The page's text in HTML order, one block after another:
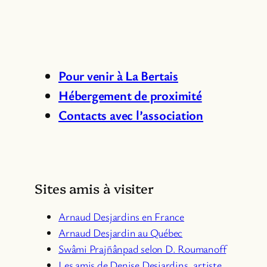
Pour venir à La Bertais
Hébergement de proximité
Contacts avec l’association
Sites amis à visiter
Arnaud Desjardins en France
Arnaud Desjardin au Québec
Swâmi Prajñânpad selon D. Roumanoff